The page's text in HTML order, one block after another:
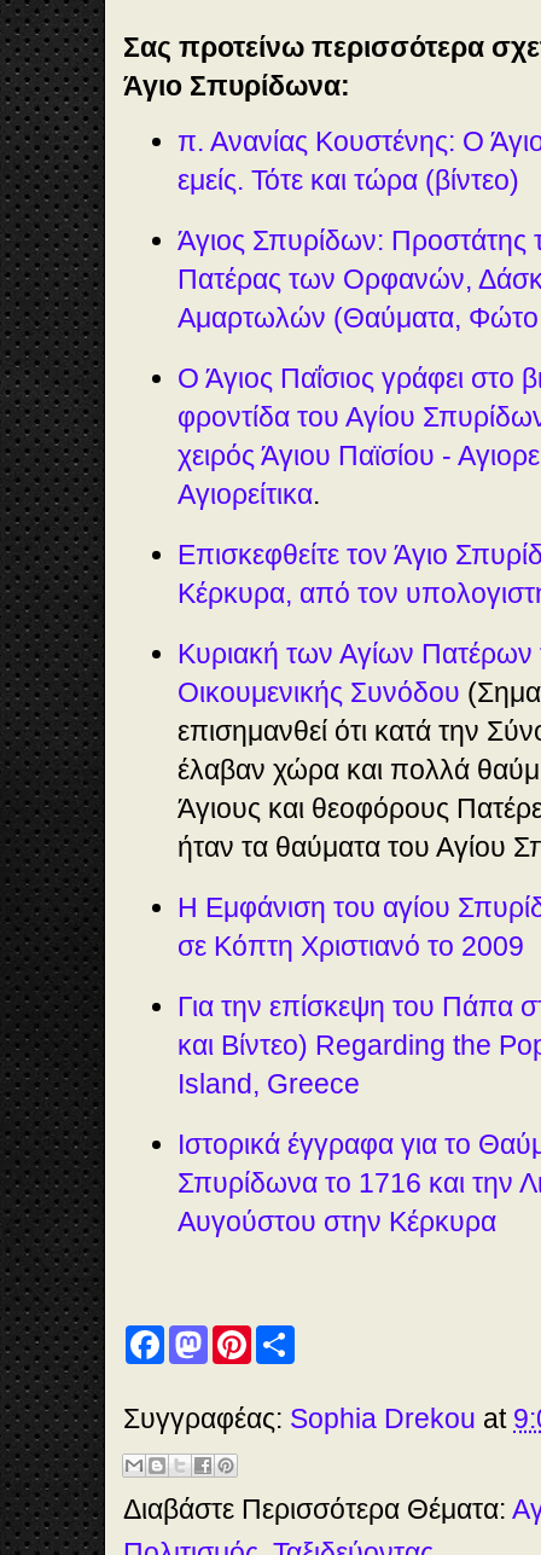
Σας προτείνω περισσότερα
Άγιο Σπυρίδωνα:
π. Ανανίας Κουστένης: Ο
εμείς. Τότε και τώρα (βίντεο)
Άγιος Σπυρίδων:
Πατέρας των Ορφανών,
Αμαρτωλών (Θαύματα, Φώτο,
Ο Άγιος Παΐσιος γράφει στο
φροντίδα του Αγίου
χειρός Άγιου Παϊσίου -
Αγιορείτικα.
Επισκεφθείτε τον Άγιο
Κέρκυρα, από τον
Κυριακή των Αγίων Πατέρων
Οικουμενικής Συνόδου
επισημανθεί ότι κατά την
έλαβαν χώρα και πολλά
Άγιους και θεοφόρους
ήταν τα θαύματα του Αγίου
Η Εμφάνιση του αγίου
σε Κόπτη Χριστιανό το 2009
Για την επίσκεψη του Πάπα
και Βίντεο) Regarding the
Island, Greece
Ιστορικά έγγραφα για το
Σπυρίδωνα το 1716 και την
Αυγούστου στην Κέρκυρα
F
a
b
o
o
k
M
a
o
d
o
n
P
e
r
e
Συγγραφέας: Sophia Drekou at
Διαβάστε Περισσότερα Θέματα: